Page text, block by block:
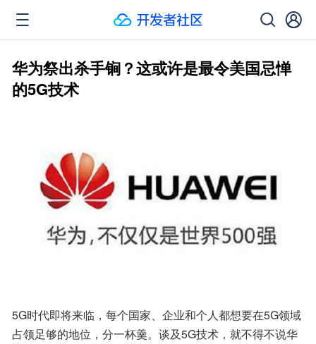
华为祭出杀手锏？这或许是最令美国忌惮
的5G技术
5G时代即将来临，每个国家、企业和个人都想要在5G领域
占领足够的地位，分一杯羹。谈及5G技术，就不得不说华